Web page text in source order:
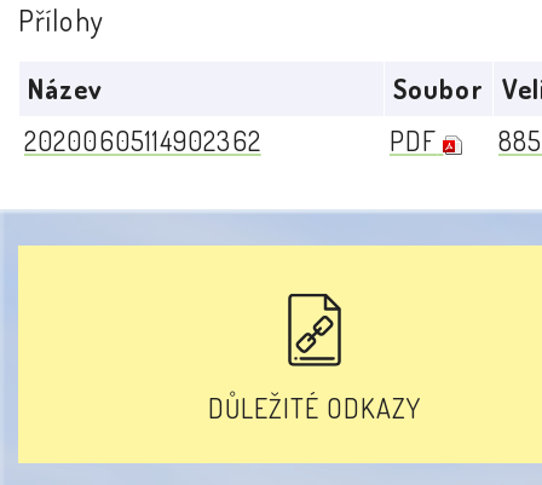
Přílohy
Název Soubor
20200605114902362
PDF
DŮLEŽITÉ ODKAZY